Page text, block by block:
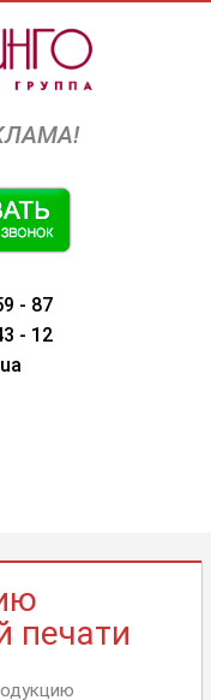
- 87
- 12
печати